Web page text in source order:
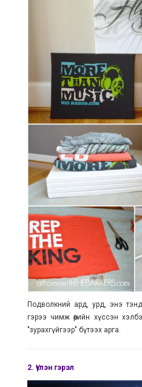
Подволкний ард, урд, энэ
гэрээ чимж өөрийн хүссэн
"зурахгүйгээр" бүтээх арга.
2. Үүлэн гэрэл